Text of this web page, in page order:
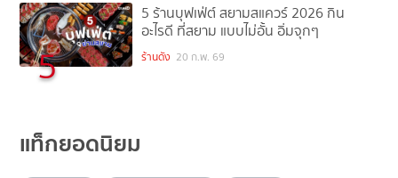
5
5 ร้านบุฟเฟ่ต์ สยามสแควร์ 2026 กิน
อะไรดี ที่สยาม แบบไม่อั้น อิ่มจุกๆ
ร้านดัง 20 ก.พ. 69
แท็กยอดนิยม